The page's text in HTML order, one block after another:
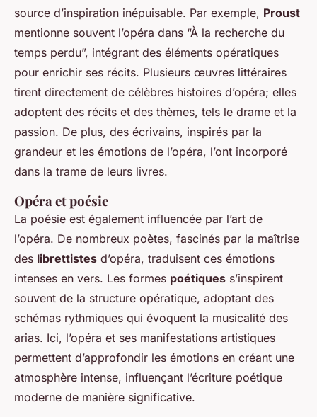
source d’inspiration inépuisable. Par exemple, Proust
mentionne souvent l’opéra dans “À la recherche du
temps perdu”, intégrant des éléments opératiques
pour enrichir ses récits. Plusieurs œuvres littéraires
tirent directement de célèbres histoires d’opéra; elles
adoptent des récits et des thèmes, tels le drame et la
passion. De plus, des écrivains, inspirés par la
grandeur et les émotions de l’opéra, l’ont incorporé
dans la trame de leurs livres.
Opéra et poésie
La poésie est également influencée par l’art de
l’opéra. De nombreux poètes, fascinés par la maîtrise
des librettistes d’opéra, traduisent ces émotions
intenses en vers. Les formes poétiques s’inspirent
souvent de la structure opératique, adoptant des
schémas rythmiques qui évoquent la musicalité des
arias. Ici, l’opéra et ses manifestations artistiques
permettent d’approfondir les émotions en créant une
atmosphère intense, influençant l’écriture poétique
moderne de manière significative.